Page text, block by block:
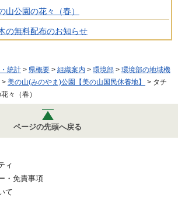
山公園の花々（春）
の無料配布のお知らせ
統計 > 県概要 > 組織案内 > 環境部 > 環境部の地域機
> 美の山(みのやま)公園【美の山国民休養地】
> タチ
々（春）
ページの先頭へ戻る
ィ
・免責事項
て